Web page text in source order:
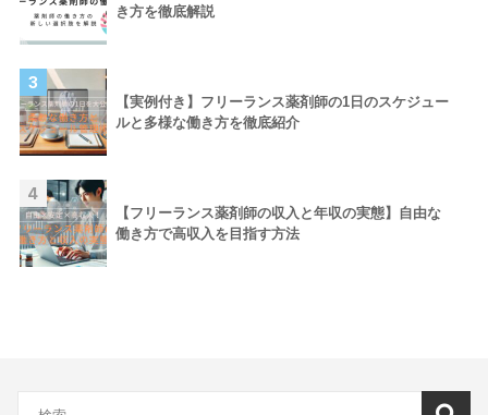
き方を徹底解説
3
【実例付き】フリーランス薬剤師の1日のスケジュー
ルと多様な働き方を徹底紹介
4
【フリーランス薬剤師の収入と年収の実態】自由な
働き方で高収入を目指す方法